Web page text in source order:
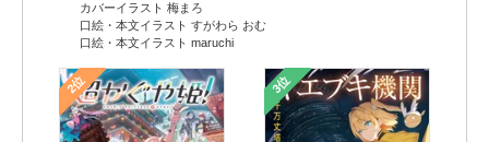
カバーイラスト 梅まろ
口絵・本文イラスト すがわら おむ
口絵・本文イラスト maruchi
2位 3位